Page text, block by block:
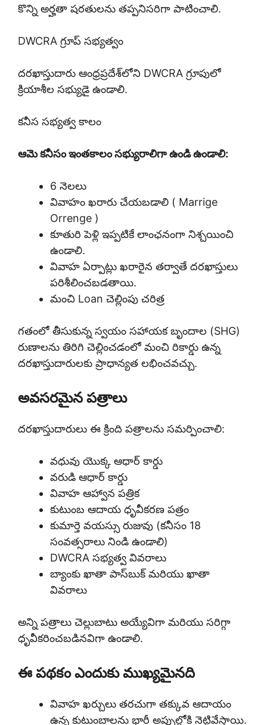
కొన్ని అర్హతా షరతులను తప్పనిసరిగా పాటించాలి.
DWCRA గ్రూప్ సభ్యత్వం
దరఖాస్తుదారు ఆంధ్రప్రదేశ్‌లోని DWCRA గ్రూపులో
క్రియాశీల సభ్యుడై ఉండాలి.
కనీస సభ్యత్వ కాలం
ఆమె కనీసం ఇంతకాలం సభ్యురాలిగా ఉండి ఉండాలి:
6 నెలలు
వివాహం ఖరారు చేయబడాలి ( Marrige
Orrenge )
కూతురి పెళ్లి ఇప్పటికే లాంఛనంగా నిశ్చయించి
ఉండాలి.
వివాహ ఏర్పాట్లు ఖరారైన తర్వాతే దరఖాస్తులు
పరిశీలించబడతాయి.
మంచి Loan చెల్లింపు చరిత్ర
గతంలో తీసుకున్న స్వయం సహాయక బృందాల (SHG)
రుణాలను తిరిగి చెల్లించడంలో మంచి రికార్డు ఉన్న
దరఖాస్తుదారులకు ప్రాధాన్యత లభించవచ్చు.
అవసరమైన పత్రాలు
దరఖాస్తుదారులు ఈ క్రింది పత్రాలను సమర్పించాలి:
వధువు యొక్క ఆధార్ కార్డు
వరుడి ఆధార్ కార్డు
వివాహ ఆహ్వాన పత్రిక
కుటుంబ ఆదాయ ధృవీకరణ పత్రం
కుమార్తె వయస్సు రుజువు (కనీసం 18
సంవత్సరాలు నిండి ఉండాలి)
DWCRA సభ్యత్వ వివరాలు
బ్యాంకు ఖాతా పాస్‌బుక్ మరియు ఖాతా
వివరాలు
అన్ని పత్రాలు చెల్లుబాటు అయ్యేవిగా మరియు సరిగ్గా
ధృవీకరించబడినవిగా ఉండాలి.
ఈ పథకం ఎందుకు ముఖ్యమైనది
వివాహ ఖర్చులు తరచుగా తక్కువ ఆదాయం
ఉన్న కుటుంబాలను భారీ అప్పుల్లోకి నెట్టివేస్తాయి.